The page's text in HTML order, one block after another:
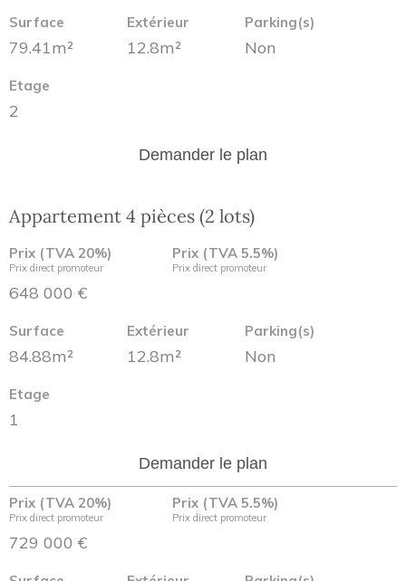
Surface
79.41m²
Extérieur
12.8m²
Parking(s)
Non
Etage
2
Demander le plan
Appartement 4 pièces (2 lots)
Prix (TVA 20%)
Prix direct promoteur
648 000 €
Prix (TVA 5.5%)
Prix direct promoteur
Surface
84.88m²
Extérieur
12.8m²
Parking(s)
Non
Etage
1
Demander le plan
Prix (TVA 20%)
Prix direct promoteur
729 000 €
Prix (TVA 5.5%)
Prix direct promoteur